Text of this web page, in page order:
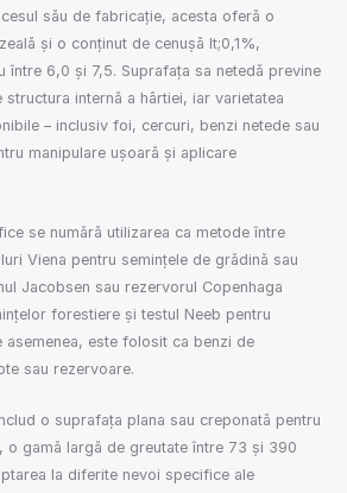
său de fabricație, acesta oferă o
și o conținut de cenușă lt;0,1%,
între 6,0 și 7,5. Suprafața sa netedă previne
internă a hârtiei, iar varietatea
– inclusiv foi, cercuri, benzi netede sau
manipulare ușoară și aplicare
se numără utilizarea ca metode între
Viena pentru semințele de grădină sau
Jacobsen sau rezervorul Copenhaga
forestiere și testul Neeb pentru
asemenea, este folosit ca benzi de
sau rezervoare.
o suprafața plana sau creponată pentru
o gamă largă de greutate între 73 și 390
la diferite nevoi specifice ale